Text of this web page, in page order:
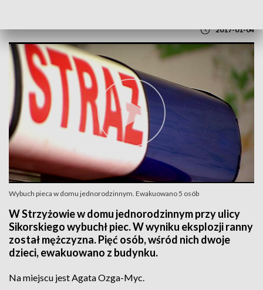
2017-01-04
Wybuch pieca w domu jednorodzinnym. Ewakuowano 5 osób
W Strzyżowie w domu jednorodzinnym przy ulicy
Sikorskiego wybuchł piec. W wyniku eksplozji ranny
został mężczyzna. Pięć osób, wśród nich dwoje
dzieci, ewakuowano z budynku.
Na miejscu jest Agata Ozga-Myc.